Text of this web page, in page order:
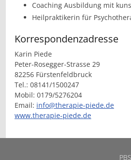
Coaching Ausbildung mit
Heilpraktikerin für
Korrespondenzadresse
Karin Piede
Peter-Rosegger-Strasse 29
82256 Fürstenfeldbruck
Tel.: 08141/1500247
Mobil: 0179/5276204
Email: info@therapie-piede.de
www.therapie-piede.de